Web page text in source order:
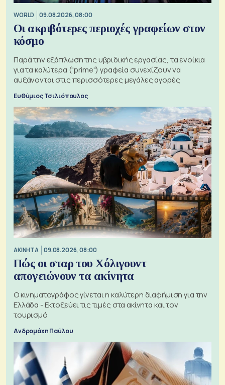
WORLD 09.08.2026, 08:00
Οι ακριβότερες περιοχές γραφείων στον
κόσμο
Παρά την εξάπλωση της υβριδικής εργασίας, τα ενοίκια
για τα καλύτερα ("prime") γραφεία συνεχίζουν να
αυξάνονται στις περισσότερες μεγάλες αγορές
Ευθύμιος Τσιλιόπουλος
ΑΚΙΝΗΤΑ 09.08.2026, 08:00
Πώς οι σταρ του Χόλιγουντ
απογειώνουν τα ακίνητα
Ο κινηματογράφος γίνεται η καλύτερη διαφήμιση για την
Ελλάδα - Εκτοξεύει τις τιμές στα ακίνητα και τον
τουρισμό
Ανδρομάχη Παύλου